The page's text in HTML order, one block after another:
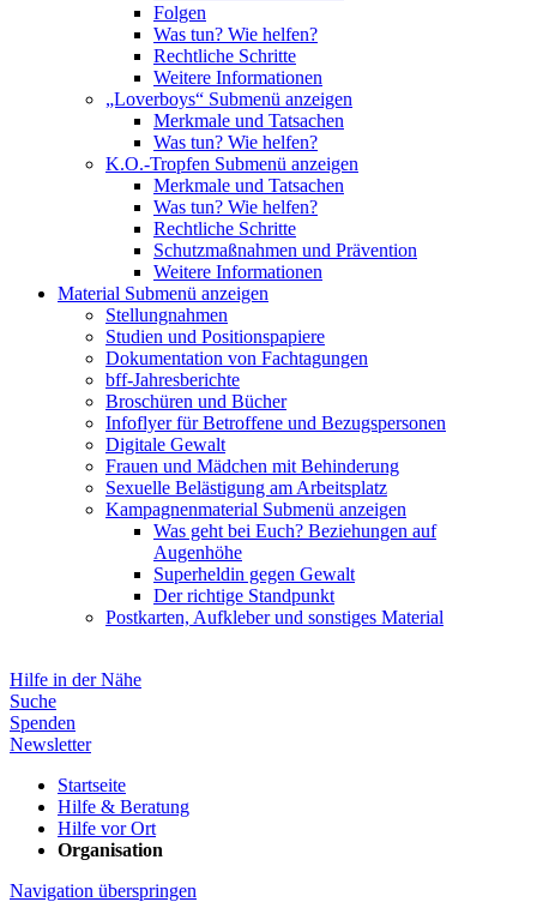
Folgen
Was tun? Wie helfen?
Rechtliche Schritte
Weitere Informationen
„Loverboys“ Submenü anzeigen
Merkmale und Tatsachen
Was tun? Wie helfen?
K.O.-Tropfen Submenü anzeigen
Merkmale und Tatsachen
Was tun? Wie helfen?
Rechtliche Schritte
Schutzmaßnahmen und Prävention
Weitere Informationen
Material Submenü anzeigen
Stellungnahmen
Studien und Positionspapiere
Dokumentation von Fachtagungen
bff-Jahresberichte
Broschüren und Bücher
Infoflyer für Betroffene und Bezugspersonen
Digitale Gewalt
Frauen und Mädchen mit Behinderung
Sexuelle Belästigung am Arbeitsplatz
Kampagnenmaterial Submenü anzeigen
Was geht bei Euch? Beziehungen auf
Augenhöhe
Superheldin gegen Gewalt
Der richtige Standpunkt
Postkarten, Aufkleber und sonstiges Material
Hilfe in der Nähe
Suche
Spenden
Newsletter
Startseite
Hilfe & Beratung
Hilfe vor Ort
Organisation
Navigation überspringen